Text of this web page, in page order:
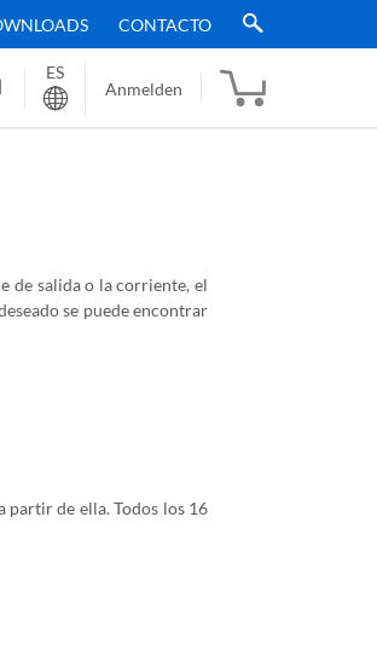
CONTACTO
ES
Anmelden
de salida o la corriente, el
se puede encontrar
partir de ella. Todos los 16